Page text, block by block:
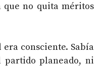
que no quita méritos
era consciente. Sabía
partido planeado, ni